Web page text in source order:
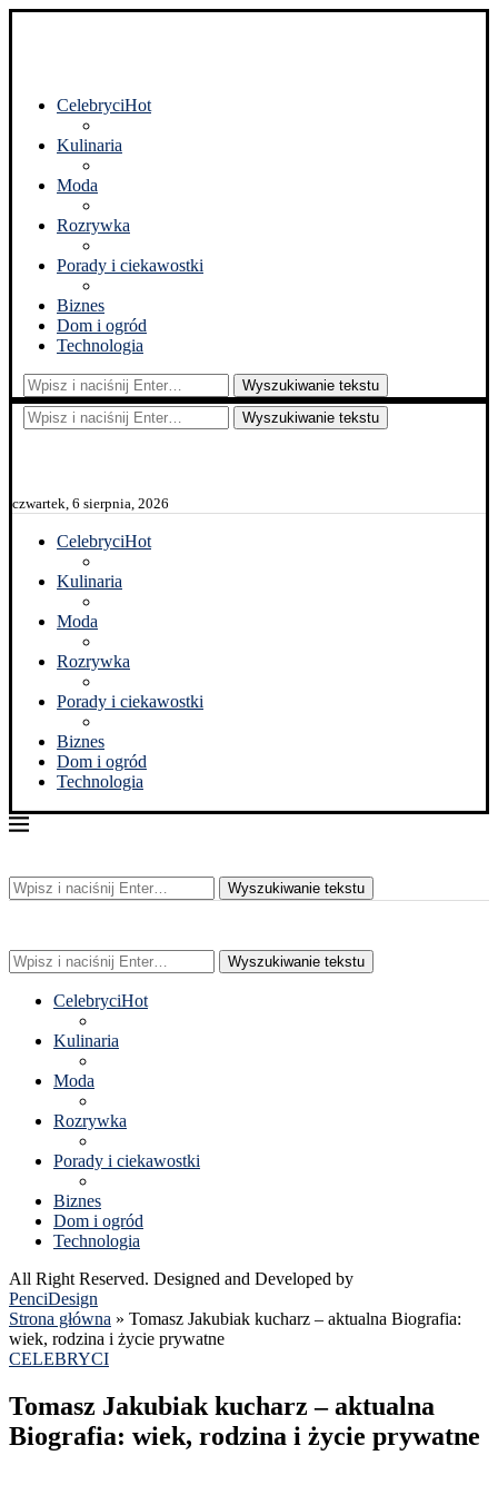
CelebryciHot
Kulinaria
Moda
Rozrywka
Porady i ciekawostki
Biznes
Dom i ogród
Technologia
Wyszukiwanie tekstu
Wyszukiwanie tekstu
czwartek, 6 sierpnia, 2026
CelebryciHot
Kulinaria
Moda
Rozrywka
Porady i ciekawostki
Biznes
Dom i ogród
Technologia
Wyszukiwanie tekstu
Wyszukiwanie tekstu
CelebryciHot
Kulinaria
Moda
Rozrywka
Porady i ciekawostki
Biznes
Dom i ogród
Technologia
All Right Reserved. Designed and Developed by
PenciDesign
Strona główna » Tomasz Jakubiak kucharz – aktualna Biografia:
wiek, rodzina i życie prywatne
CELEBRYCI
Tomasz Jakubiak kucharz – aktualna
Biografia: wiek, rodzina i życie prywatne